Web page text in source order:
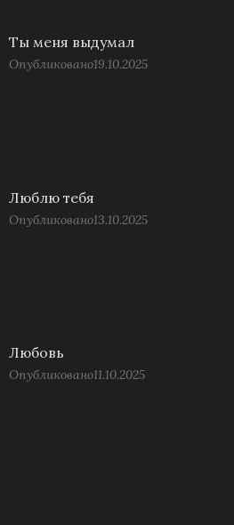
Ты меня выдумал
Опубликовано19.10.2025
Люблю тебя
Опубликовано13.10.2025
Любовь
Опубликовано11.10.2025